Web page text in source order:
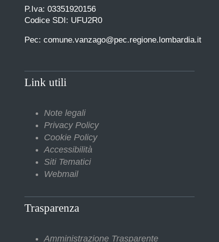
P.Iva: 03351920156
Codice SDI: UFU2R0
Pec: comune.vanzago@pec.regione.lombardia.it
Link utili
Note legali
Privacy Policy
Cookie Policy
Accessibilità
Siti Tematici
Webmail
Trasparenza
Amministrazione Trasparente